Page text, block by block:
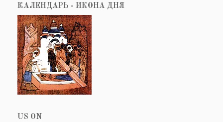
КАЛЕНДАРЬ - ИКОНА ДНЯ
US ON